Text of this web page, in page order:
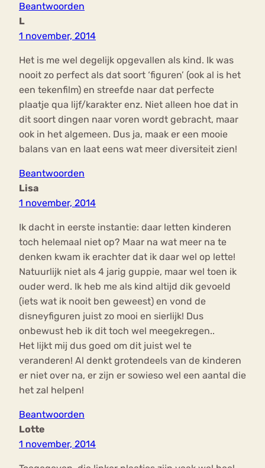
Beantwoorden
L
1 november, 2014
Het is me wel degelijk opgevallen als kind. Ik was
nooit zo perfect als dat soort ‘figuren’ (ook al is het
een tekenfilm) en streefde naar dat perfecte
plaatje qua lijf/karakter enz. Niet alleen hoe dat in
dit soort dingen naar voren wordt gebracht, maar
ook in het algemeen. Dus ja, maak er een mooie
balans van en laat eens wat meer diversiteit zien!
Beantwoorden
Lisa
1 november, 2014
Ik dacht in eerste instantie: daar letten kinderen
toch helemaal niet op? Maar na wat meer na te
denken kwam ik erachter dat ik daar wel op lette!
Natuurlijk niet als 4 jarig guppie, maar wel toen ik
ouder werd. Ik heb me als kind altijd dik gevoeld
(iets wat ik nooit ben geweest) en vond de
disneyfiguren juist zo mooi en sierlijk! Dus
onbewust heb ik dit toch wel meegekregen..
Het lijkt mij dus goed om dit juist wel te
veranderen! Al denkt grotendeels van de kinderen
er niet over na, er zijn er sowieso wel een aantal die
het zal helpen!
Beantwoorden
Lotte
1 november, 2014